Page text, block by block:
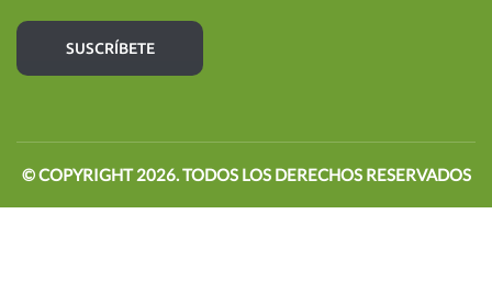
© COPYRIGHT2026. TODOS LOS DERECHOS RESERVADOS